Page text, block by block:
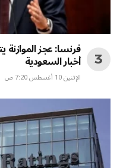
فرنسا: عجز
أخبار السعودية
الإثنين 10 أغسطس 7:20 ص